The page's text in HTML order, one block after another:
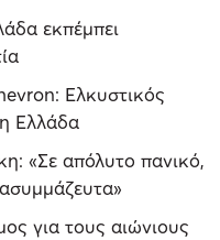
εκπέμπει
Ελκυστικός
Ελλάδα
«Σε απόλυτο πανικό,
για τους αιώνιους